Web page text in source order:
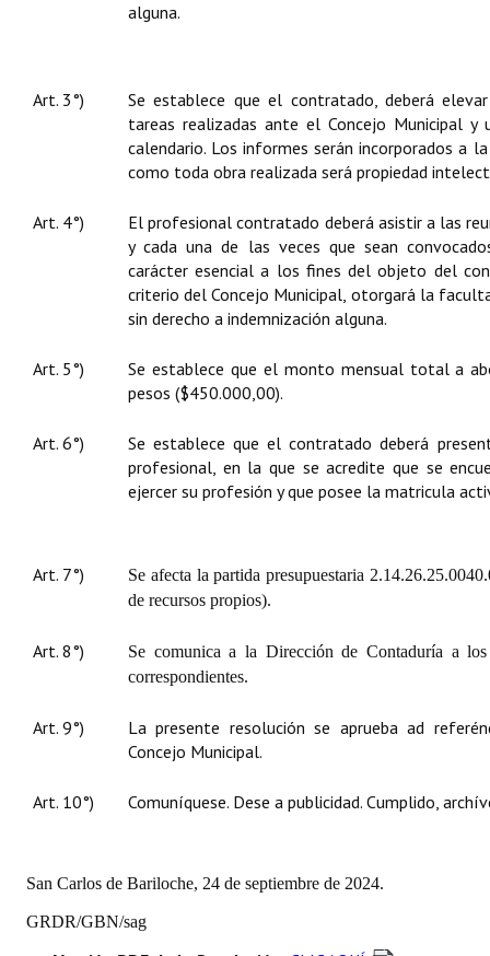
alguna.
Art. 3°)
Se establece que el contratado, deberá
tareas realizadas ante el Concejo Municipal
calendario. Los informes serán incorporados a
como toda obra realizada será propiedad
Art. 4°)
El profesional contratado deberá asistir a las
y cada una de las veces que sean
carácter esencial a los fines del objeto del
criterio del Concejo Municipal, otorgará la
sin derecho a indemnización alguna.
Art. 5°)
Se establece que el monto mensual total a
pesos ($450.000,00).
Art. 6°)
Se establece que el contratado deberá
profesional, en la que se acredite que se
ejercer su profesión y que posee la matricula
Art. 7°)
Se afecta la partida presupuestaria
de recursos propios).
Art. 8°)
Se comunica a la Dirección de Contaduría a
correspondientes.
Art. 9°)
La presente resolución se aprueba ad
Concejo Municipal.
Art. 10°) Comuníquese. Dese a publicidad. Cumplido,
San Carlos de Bariloche, 24 de septiembre de 2024.
GRDR/GBN/sag